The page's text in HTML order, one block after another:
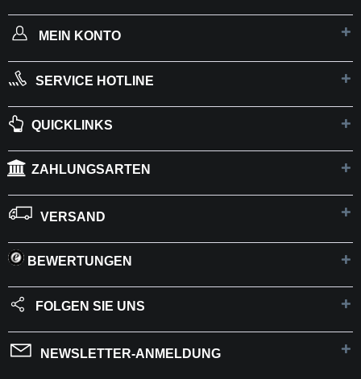
MEIN KONTO
SERVICE HOTLINE
QUICKLINKS
ZAHLUNGSARTEN
VERSAND
BEWERTUNGEN
FOLGEN SIE UNS
NEWSLETTER-ANMELDUNG